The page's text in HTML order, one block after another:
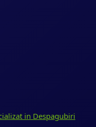
in Despagubiri